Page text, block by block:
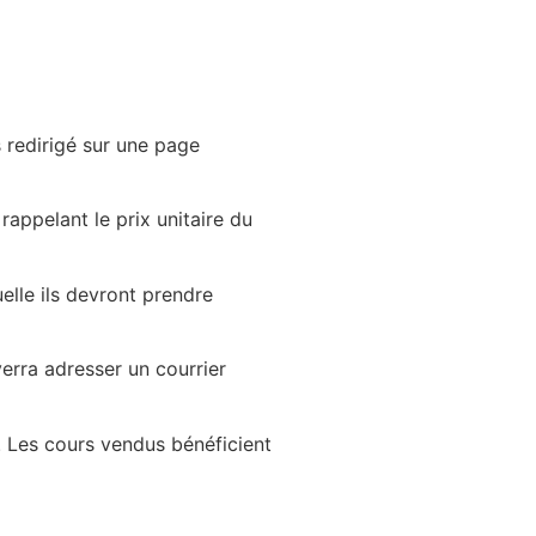
redirigé sur une page
le prix unitaire du
ils devront prendre
adresser un courrier
cours vendus bénéficient